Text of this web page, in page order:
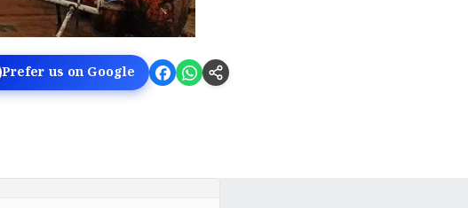
Prefer us on Google